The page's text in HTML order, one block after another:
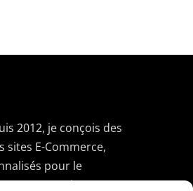
2012, je conçois des
sites E-Commerce,
pour le
(En savoir +)